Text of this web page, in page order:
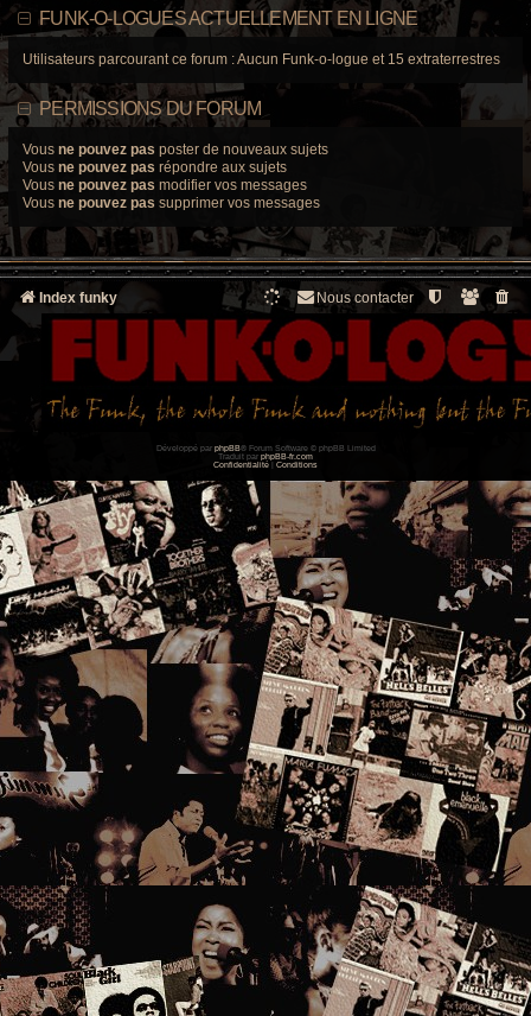
FUNK-O-LOGUES ACTUELLEMENT EN LIGNE
Utilisateurs parcourant ce forum : Aucun Funk-o-logue et 15 extraterrestres
PERMISSIONS DU FORUM
Vous ne pouvez pas poster de nouveaux sujets
Vous ne pouvez pas répondre aux sujets
Vous ne pouvez pas modifier vos messages
Vous ne pouvez pas supprimer vos messages
Index funky Nous contacter
Développé par phpBB® Forum Software © phpBB Limited
Traduit par phpBB-fr.com
Confidentialité
Conditions